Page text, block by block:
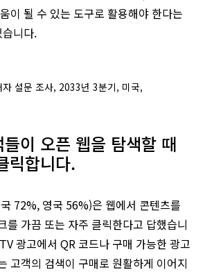
이 될 수 있는 도구로 활용해야 한다는
니다.
설문 조사, 2033년 3분기, 미국,
이 오픈 웹을 탐색할 때
릭합니다.
72%, 영국 56%)은 웹에서 콘텐츠를
를 가끔 또는 자주 클릭한다고 답했습니
광고에서 QR 코드나 구매 가능한 광고
고객의 검색이 구매로 원활하게 이어지